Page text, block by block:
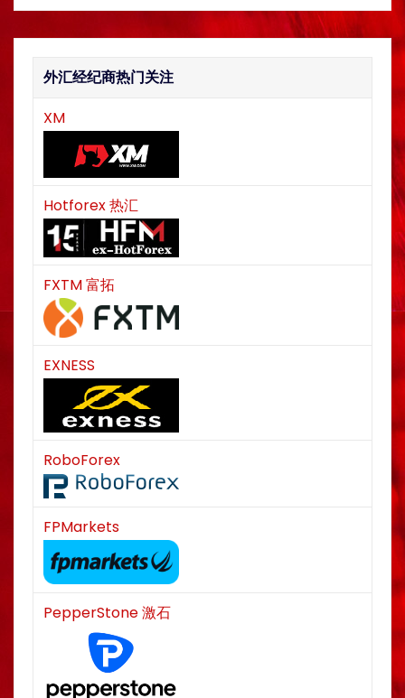
外汇经纪商热门关注
XM
Hotforex 热汇
FXTM 富拓
EXNESS
RoboForex
FPMarkets
PepperStone 激石